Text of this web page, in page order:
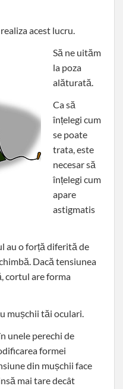
acest lucru.
Să ne uităm
la poza
alăturată.
Ca să
înțelegi cum
se poate
trata, este
necesar să
înțelegi cum
apare
astigmatis
au o forță diferită de
Dacă tensiunea
cortul are forma
mușchii tăi oculari.
unele perechi de
formei
din mușchii face
mai tare decât